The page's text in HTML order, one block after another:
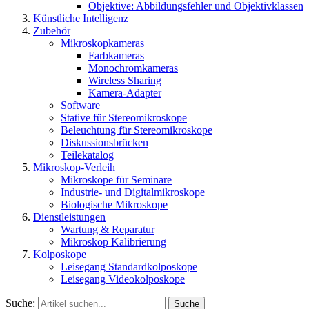
Objektive: Abbildungsfehler und Objektivklassen
Künstliche Intelligenz
Zubehör
Mikroskopkameras
Farbkameras
Monochromkameras
Wireless Sharing
Kamera-Adapter
Software
Stative für Stereomikroskope
Beleuchtung für Stereomikroskope
Diskussionsbrücken
Teilekatalog
Mikroskop-Verleih
Mikroskope für Seminare
Industrie- und Digitalmikroskope
Biologische Mikroskope
Dienstleistungen
Wartung & Reparatur
Mikroskop Kalibrierung
Kolposkope
Leisegang Standardkolposkope
Leisegang Videokolposkope
Suche: Suche